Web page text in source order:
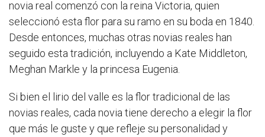
novia real comenzó con la reina Victoria, quien
seleccionó esta flor para su ramo en su boda en 1840.
Desde entonces, muchas otras novias reales han
seguido esta tradición, incluyendo a Kate Middleton,
Meghan Markle y la princesa Eugenia.
Si bien el lirio del valle es la flor tradicional de las
novias reales, cada novia tiene derecho a elegir la flor
que más le guste y que refleje su personalidad y